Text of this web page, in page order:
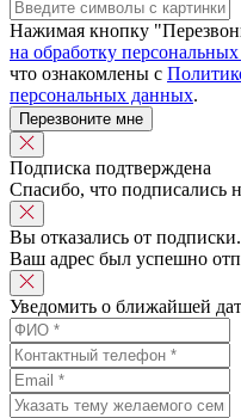
Нажимая кнопку
на обработку
что ознакомлены с
персональных данных.
Перезвоните мне
Подписка подтверждена
Спасибо, что подписались
Вы отказались от подписки.
Ваш адрес был успешно
Уведомить о ближайшей